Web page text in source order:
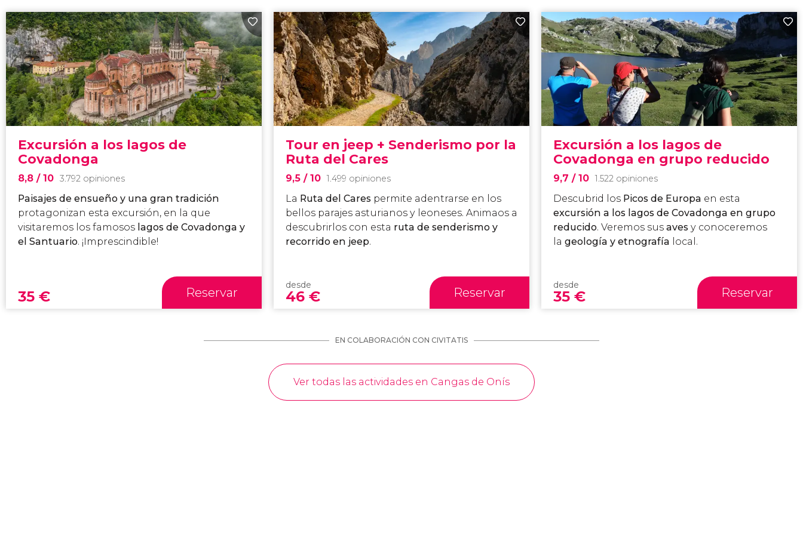
Excursión a los lagos de
Covadonga
8,8/ 10 3.792 opiniones
Paisajes de ensueño y una gran tradición
protagonizan esta excursión, en la que
visitaremos los famosos lagos de Covadonga y
el Santuario. ¡Imprescindible!
35€ Reservar
Tour en jeep + Senderismo por la
Ruta del Cares
9,5 / 10 1.499 opiniones
La Ruta del Cares permite adentrarse en los
bellos parajes asturianos y leoneses. Animaos a
descubrirlos con esta ruta de senderismo y
recorrido en jeep.
desde
46 € Reservar
Excursión a los lagos de
Covadonga en grupo reducido
9,7 / 10 1.522 opiniones
Descubrid los Picos de Europa en esta
excursión a los lagos de Covadonga en grupo
reducido. Veremos sus avesy conoceremos
la geología y etnografía local.
desde
35 € Reservar
EN COLABORACIÓN CON CIVITATIS
Ver todas las actividades en Cangas de Onís